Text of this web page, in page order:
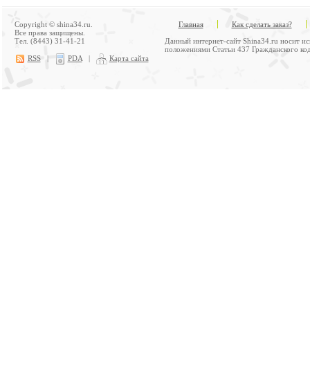
Copyright © shina34.ru.
Все права защищены.
Тел. (8443) 31-41-21
RSS | PDA | Карта сайта
Главная
Как сделать заказ?
Данный интернет-сайт Shina34.ru носит
положениями Статьи 437 Гражданского